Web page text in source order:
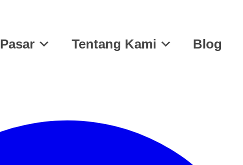
Pasar Tentang Kami Blog